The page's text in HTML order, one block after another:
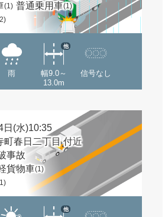
(1) 普通乗用車(1)
雨
幅9.0～
13.0m
他
信号なし
日(水)10:35
町春日二丁目 付近
事故
貨物車(1)
他